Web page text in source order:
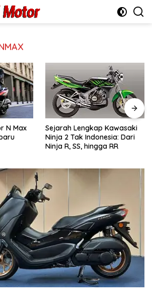
N Max
Sejarah Lengkap Kawasaki
Ninja 2 Tak Indonesia: Dari
Ninja R, SS, hingga RR